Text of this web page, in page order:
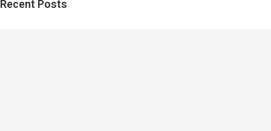
Recent Posts